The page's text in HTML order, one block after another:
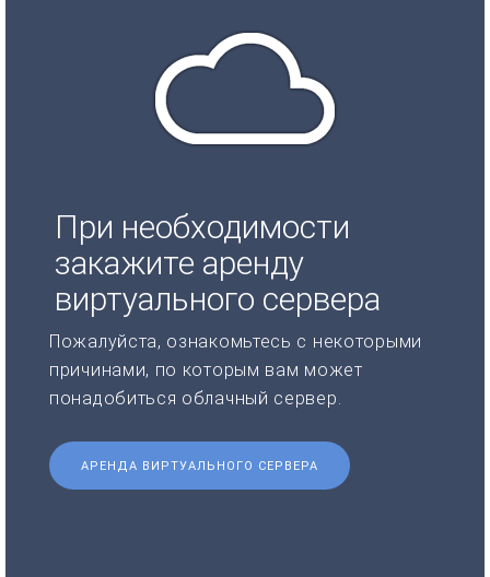
При необходимости
закажите аренду
виртуального сервера
Пожалуйста, ознакомьтесь с некоторыми
причинами, по которым вам может
понадобиться облачный сервер.
АРЕНДА ВИРТУАЛЬНОГО СЕРВЕРА